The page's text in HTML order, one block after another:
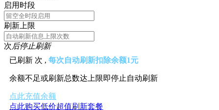
启用时段
刷新上限
次后停止刷新
已刷新 次 ,每次自动刷新扣除余额1元
余额不足或刷新总数达上限即停止自动刷新
点此充值余额
点此购买低价超值刷新套餐